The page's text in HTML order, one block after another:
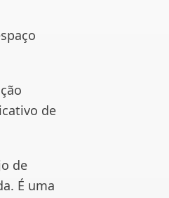
de
de
É uma